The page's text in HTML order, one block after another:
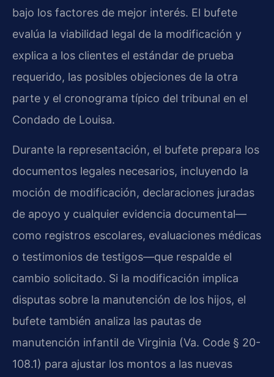
bajo los factores de mejor interés. El bufete
evalúa la viabilidad legal de la modificación y
explica a los clientes el estándar de prueba
requerido, las posibles objeciones de la otra
parte y el cronograma típico del tribunal en el
Condado de Louisa.
Durante la representación, el bufete prepara los
documentos legales necesarios, incluyendo la
moción de modificación, declaraciones juradas
de apoyo y cualquier evidencia documental—
como registros escolares, evaluaciones médicas
o testimonios de testigos—que respalde el
cambio solicitado. Si la modificación implica
disputas sobre la manutención de los hijos, el
bufete también analiza las pautas de
manutención infantil de Virginia (Va. Code § 20-
108.1) para ajustar los montos a las nuevas